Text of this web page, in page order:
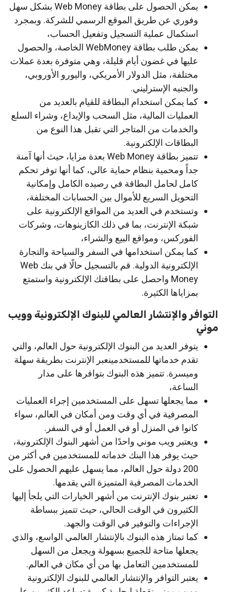
يمكن الحصول على بطاقة Web Money بشكل سهل
وفوري عن طريق الموقع الرسمي للشركة. وبمجرد
استكمال عملية التسجيل وتفعيل الحساب،
يمكن طلب بطاقة WebMoney الخاصة، والحصول
عليها في غضون أيام قليلة، وهي متوفرة بعدة عملات
مختلفة، مثل الدولار الأمريكي، واليورو الأوروبي،
والجنيه الإسترليني.
كما يمكن استخدام البطاقة للقيام بالعديد من
العمليات المالية، مثل السحب والإيداع، وشراء السلع
والخدمات من المتاجر التي تقبل هذا النوع من
البطاقات الإلكترونية.
تتميز بطاقة Web Money بعدة مزايا، حيث أنها آمنة
جداً ومحمية بنظام حماية عالي، كما أنها توفر تحكم
كامل لحامل البطاقة في رصيده الكامل وإمكانية
التحويل السريع للأموال بين الحسابات المختلفة،
وتستخدم في العديد من المواقع الإلكترونية على
شبكة الإنترنت، بما في ذلك الكازينوهات، وشركات
الفوركس، ومواقع البيع والشراء،
كما يمكن استخدامها في السفر والسياحة والتجارة
الإلكترونية الدولية. قم بالتسجيل حالًا في بنك Web
Money واحصل على بطاقتك الإلكترونية واستمتع
بمزاياها الكثيرة.
التوافر والإنتشار العالمي للبنوك الإلكترونية وويب
موني
يتوفر العديد من البنوك الإلكترونية حول العالم، والتي
تقدم خدماتها للمستخدمينعبر الإنترنت بطريقة سهلة
وميسرة. تتميز هذه البنوك بتوافرها على مدار
الساعة،
مما يجعلها تسهل على المستخدمين إجراء العمليات
المصرفية في أي وقت ومن أمكان في العالم، سواء
كانوا في المنزل أو في العمل أو في السفر.
ويعتبر ويب موني واحدًا من أشهر البنوك الإلكترونية،
حيث يوفر هذا البنك خدماته للمستخدمين في أكثر من
200 دولة حول العالم، مما يسهل عليهم الحصول على
الخدمات المصرفية المتميزة التي يقدمها.
تعتبر بنوك الإنترنت من أشهر الخيارات التي يلجأ إليها
الكثيرون في الوقت الحالي، حيث تتميز ببساطة
الإجراءات والتوفير في الوقت والجهد.
كما تمتاز هذه البنوك بالإنتشار العالمي الواسع، والذي
يجعلها متاحة للجميع بسهولة ويجعل من السهل
للمستخدمين التعامل بها من أي مكان في العالم.
يعتبر التوافر والإنتشار العالمي للبنوك الإلكترونية